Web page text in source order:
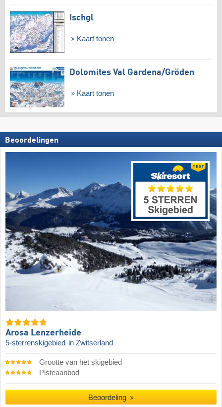
Ischgl
Kaart tonen
Dolomites Val Gardena/​Gröden
Kaart tonen
Beoordelingen
Arosa Lenzerheide
5-sterrenskigebied in Zwitserland
Grootte van het skigebied
Pisteaanbod
Beoordeling